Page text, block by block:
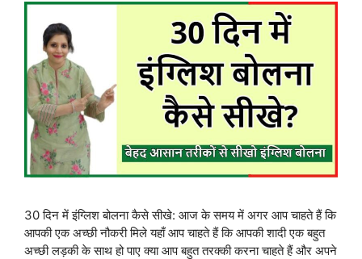
30 दिन में इंग्लिश बोलना कैसे सीखे: आज के समय में अगर आप चाहते हैं कि
आपकी एक अच्छी नौकरी मिले यहाँ आप चाहते हैं कि आपकी शादी एक बहुत
अच्छी लड़की के साथ हो पाए क्या आप बहुत तरक्की करना चाहते हैं और अपने